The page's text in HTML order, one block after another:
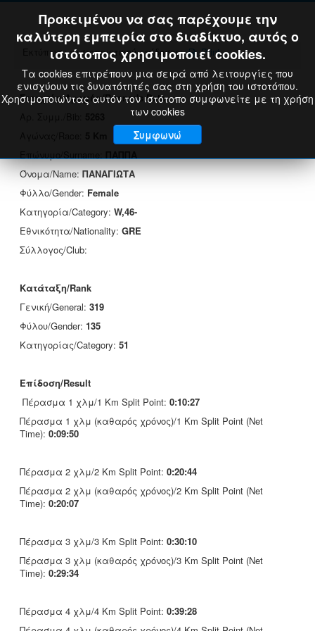
Εκτύπωση πιστοποιητικού επίδοσης: Print
Στοιχεία Δρομέα/Runner's Data
Όνομα/Name:ΠΑΝΑΓΙΩΤΑ
Φύλλο/Gender: Female
Κατηγορία/Category: W,46-
Εθνικότητα/Nationality: GRE
Σύλλογος/Club:
Κατάταξη/Rank
Γενική/General: 319
Φύλου/Gender: 135
Κατηγορίας/Category: 51
Επίδοση/Result
Πέρασμα 1 χλμ/1 Km Split Point: 0:10:27
Πέρασμα 1 χλμ (καθαρός χρόνος)/1 Km Split Point (Net
Time): 0:09:50
Πέρασμα 2 χλμ/2 Km Split Point: 0:20:44
Πέρασμα 2 χλμ (καθαρός χρόνος)/2 Km Split Point (Net
Time): 0:20:07
Πέρασμα 3 χλμ/3 Km Split Point: 0:30:10
Πέρασμα 3 χλμ (καθαρός χρόνος)/3 Km Split Point (Net
Time): 0:29:34
Πέρασμα 4 χλμ/4 Km Split Point: 0:39:28
Προκειμένου να σας παρέχουμε την
καλύτερη εμπειρία στο διαδίκτυο, αυτός ο
ιστότοπος χρησιμοποιεί cookies.
Τα cookies επιτρέπουν μια σειρά από λειτουργίες που
ενισχύουν τις δυνατότητές σας στη χρήση του ιστοτόπου.
Χρησιμοποιώντας αυτόν τον ιστότοπο συμφωνείτε με τη χρήση
των cookies
Συμφωνώ